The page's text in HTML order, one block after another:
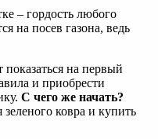
газонной
травы,
и
другое
– гордость любого
на посев газона, ведь
на первый
и приобрести
С чего же начать?
ковра и купить